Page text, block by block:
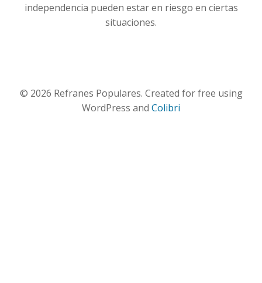
independencia pueden estar en riesgo en ciertas
situaciones.
© 2026 Refranes Populares. Created for free using
WordPress and Colibri